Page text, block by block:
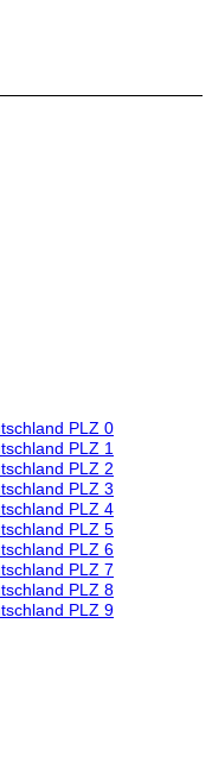
PLZ 0
PLZ 1
PLZ 2
PLZ 3
PLZ 4
PLZ 5
PLZ 6
PLZ 7
PLZ 8
PLZ 9